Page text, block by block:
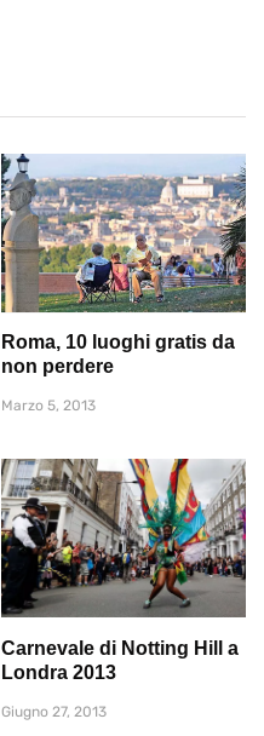
Roma, 10 luoghi gratis da
non perdere
Marzo 5, 2013
Carnevale di Notting Hill a
Londra 2013
Giugno 27, 2013